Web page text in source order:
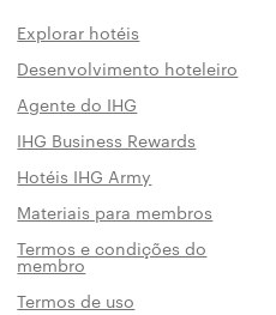
Explorar hotéis
Desenvolvimento hoteleiro
Agente do IHG
IHG Business Rewards
Hotéis IHG Army
Materiais para membros
Termos e condições do
membro
Termos de uso